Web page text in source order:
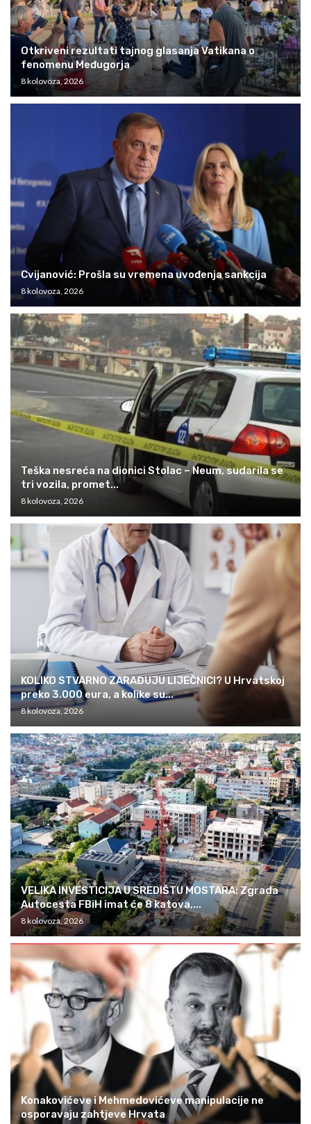
Otkriveni rezultati tajnog glasanja Vatikana o
fenomenu Međugorja
8 kolovoza, 2026
Cvijanović: Prošla su vremena uvođenja sankcija
8 kolovoza, 2026
Teška nesreća na dionici Stolac – Neum, sudarila se
tri vozila, promet...
8 kolovoza, 2026
KOLIKO STVARNO ZARAĐUJU LIJEČNICI? U Hrvatskoj
preko 3.000 eura, a kolike su...
8 kolovoza, 2026
VELIKA INVESTICIJA U SREDIŠTU MOSTARA: Zgrada
Autocesta FBiH imat će 8 katova,...
8 kolovoza, 2026
Konakovićeve i Mehmedovićeve manipulacije ne
osporavaju zahtjeve Hrvata